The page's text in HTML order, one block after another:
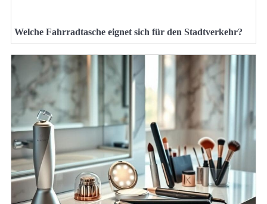
Welche Fahrradtasche eignet sich für den Stadtverkehr?